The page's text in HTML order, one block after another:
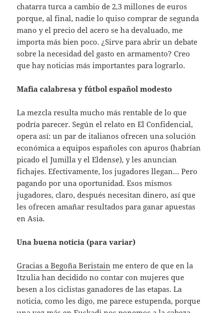
chatarra turca a cambio de 2,3 millones de euros
porque, al final, nadie lo quiso comprar de segunda
mano y el precio del acero se ha devaluado, me
importa más bien poco. ¿Sirve para abrir un debate
sobre la necesidad del gasto en armamento? Creo
que hay noticias más importantes para lograrlo.
Mafia calabresa y fútbol español modesto
La mezcla resulta mucho más rentable de lo que
podría parecer. Según el relato en El Confidencial,
opera así: un par de italianos ofrecen una solución
económica a equipos españoles con apuros (habrían
picado el Jumilla y el Eldense), y les anuncian
fichajes. Efectivamente, los jugadores llegan… Pero
pagando por una oportunidad. Esos mismos
jugadores, claro, después necesitan dinero, así que
les ofrecen amañar resultados para ganar apuestas
en Asia.
Una buena noticia (para variar)
Gracias a Begoña Beristain me entero de que en la
Itzulia han decidido no contar con mujeres que
besen a los ciclistas ganadores de las etapas. La
noticia, como les digo, me parece estupenda, porque